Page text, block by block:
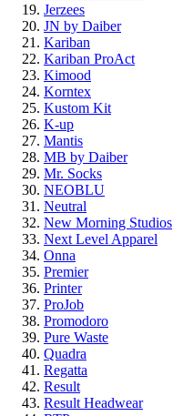
Jerzees
JN by Daiber
Kariban
Kariban ProAct
Kimood
Korntex
Kustom Kit
K-up
Mantis
MB by Daiber
Mr. Socks
NEOBLU
Neutral
New Morning Studios
Next Level Apparel
Onna
Premier
Printer
ProJob
Promodoro
Pure Waste
Quadra
Regatta
Result
Result Headwear